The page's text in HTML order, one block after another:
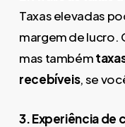
Taxas elevadas
margem de lucro.
mas também
recebíveis, se
3. Experiência de